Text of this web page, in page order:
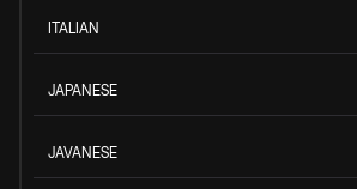
ITALIAN
JAPANESE
JAVANESE